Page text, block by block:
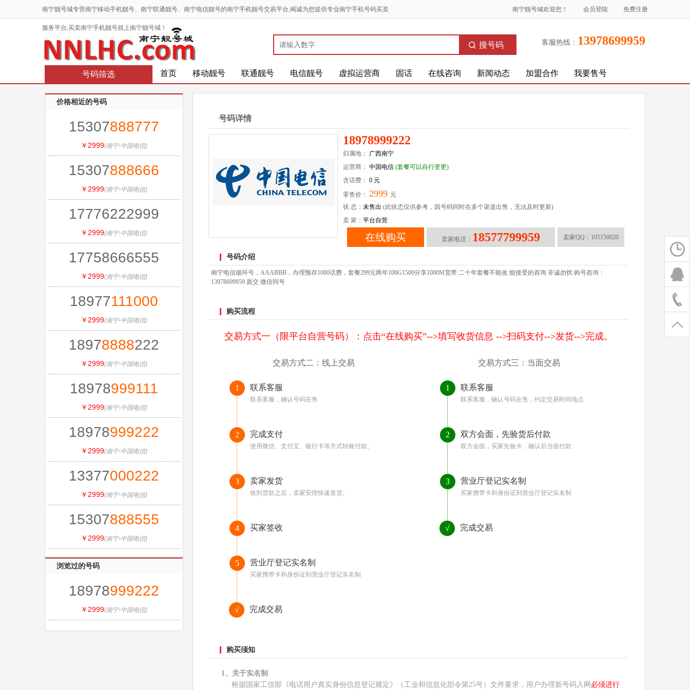
南宁靓号城欢迎您！ 会员登陆 免费注册
南宁靓号城专营南宁移动手机靓号、南宁联通靓号、南宁电信靓号的南宁手机靓号交易平台,竭诚为您提供专业南宁手机号码买卖
服务平台,买卖南宁手机靓号就上南宁靓号城！
搜号码 客服热线： 13978699959
号码筛选 首页 移动靓号 联通靓号 电信靓号 虚拟运营商 固话 在线咨询 新闻动态 加盟合作 我要售号
价格相近的号码
15307888777
￥2999(南宁-中国电信)
15307888666
￥2999(南宁-中国电信)
17776222999
￥2999(南宁-中国电信)
17758666555
￥2999(南宁-中国电信)
18977111000
￥2999(南宁-中国电信)
18978888222
￥2999(南宁-中国电信)
18978999111
￥2999(南宁-中国电信)
18978999222
￥2999(南宁-中国电信)
13377000222
￥2999(南宁-中国电信)
15307888555
￥2999(南宁-中国电信)
浏览过的号码
18978999222
￥2999(南宁-中国电信)
号码详情
18978999222
归属地： 广西南宁
运营商： 中国电信 (套餐可以自行变更)
含话费： 0 元
零售价： 2999 元
状 态： 未售出 (此状态仅供参考，因号码同时在多个渠道出售，无法及时更新)
卖 家： 平台自营
在线购买 卖家电话： 18577799959 卖家QQ： 105150020
号码介绍
南宁电信循环号，AAABBB，办理预存1000话费，套餐299元两年100G1500分享1000M宽带 二十年套餐不能改 能接受的咨询 非诚勿扰 购号咨询：
13978699959 面交 微信同号
购买流程
交易方式一（限平台自营号码）：点击“在线购买”-->填写收货信息 -->扫码支付-->发货-->完成。
交易方式二：线上交易
1 联系客服
联系客服，确认号码在售
2 完成支付
使用微信、支付宝、银行卡等方式转账付款。
3 卖家发货
收到货款之后，卖家安排快递发货。
4 买家签收
5 营业厅登记实名制
买家携带卡和身份证到营业厅登记实名制
√ 完成交易
交易方式三：当面交易
1 联系客服
联系客服，确认号码在售，约定交易时间地点
2 双方会面，先验货后付款
双方会面，买家先验卡，确认后当面付款
3 营业厅登记实名制
买家携带卡和身份证到营业厅登记实名制
√ 完成交易
购买须知
1、关于实名制
根据国家工信部《电话用户真实身份信息登记规定》（工业和信息化部令第25号）文件要求，用户办理新号码入网 必须进行